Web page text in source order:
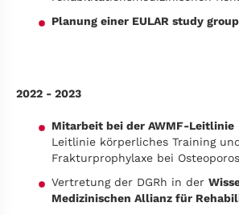
Planung einer EULAR study
2022 - 2023
Mitarbeit bei der AWMF-Leitlinie
Leitlinie körperliches Training
Frakturprophylaxe bei
Vertretung der DGRh in der
Medizinischen Allianz für